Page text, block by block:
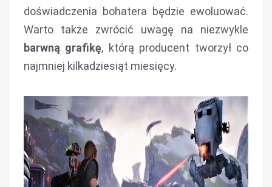
doświadczenia bohatera będzie ewoluować.
Warto także zwrócić uwagę na niezwykle
barwną grafikę, którą producent tworzył co
najmniej kilkadziesiąt miesięcy.